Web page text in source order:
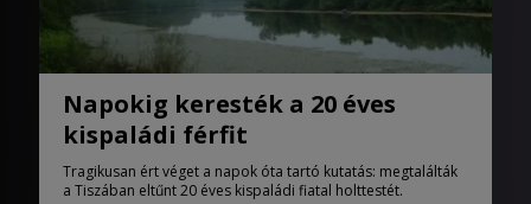
Napokig keresték a 20 éves
kispaládi férfit
Tragikusan ért véget a napok óta tartó kutatás: megtalálták
a Tiszában eltűnt 20 éves kispaládi fiatal holttestét.